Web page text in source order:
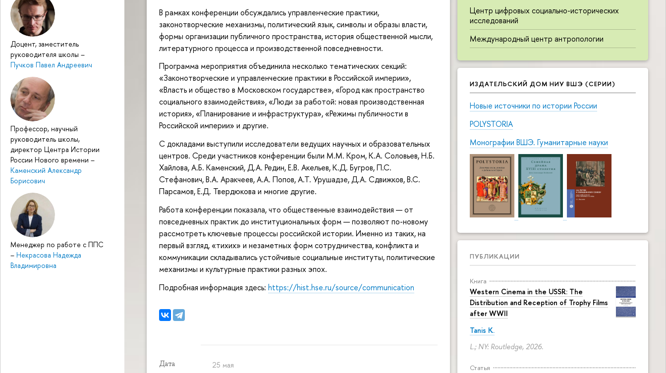
Доцент, заместитель
руководителя школы –
Пучков Павел Андреевич
Профессор, научный
руководитель школы,
директор Центра Истории
России Нового времени –
Каменский Александр
Борисович
Менеджер по работе с ППС
– Некрасова Надежда
Владимировна
Центр цифровых социально-исторических
исследований
Международный центр антропологии
ИЗДАТЕЛЬСКИЙ ДОМ НИУ ВШЭ (СЕРИИ)
Новые источники по истории России
POLYSTORIA
Монографии ВШЭ. Гуманитарные науки
ПУБЛИКАЦИИ
Книга
Western Cinema in the USSR: The
Distribution and Reception of Trophy Films
after WWII
Tanis K.
L.; NY: Routledge, 2026.
Статья
В рамках конференции обсуждались управленческие практики,
законотворческие механизмы, политический язык, символы и образы власти,
формы организации публичного пространства, история общественной мысли,
литературного процесса и производственной повседневности.
Программа мероприятия объединила несколько тематических секций:
«Законотворческие и управленческие практики в Российской империи»,
«Власть и общество в Московском государстве», «Город как пространство
социального взаимодействия», «Люди за работой: новая производственная
история», «Планирование и инфраструктура», «Режимы публичности в
Российской империи» и другие.
С докладами выступили исследователи ведущих научных и образовательных
центров. Среди участников конференции были М.М. Кром, К.А. Соловьев, Н.Б.
Хайлова, А.Б. Каменский, Д.А. Редин, Е.В. Акельев, К.Д. Бугров, П.С.
Стефанович, В.А. Аракчеев, А.А. Попов, А.Т. Урушадзе, Д.А. Сдвижков, В.С.
Парсамов, Е.Д. Твердюкова и многие другие.
Работа конференции показала, что общественные взаимодействия — от
повседневных практик до институциональных форм — позволяют по-новому
рассмотреть ключевые процессы российской истории. Именно из таких, на
первый взгляд, «тихих» и незаметных форм сотрудничества, конфликта и
коммуникации складывались устойчивые социальные институты, политические
механизмы и культурные практики разных эпох.
Подробная информация здесь: https://hist.hse.ru/source/communication
Дата 25 мая